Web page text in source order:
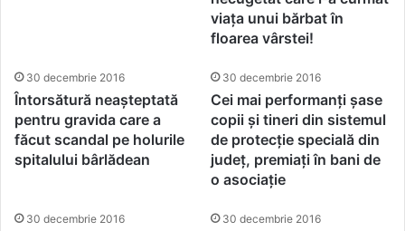
viața unui bărbat în
floarea vârstei!
30 decembrie 2016
Întorsătură neașteptată
pentru gravida care a
făcut scandal pe holurile
spitalului bârlădean
30 decembrie 2016
Cei mai performanți șase
copii și tineri din sistemul
de protecție specială din
județ, premiați în bani de
o asociație
30 decembrie 2016 30 decembrie 2016